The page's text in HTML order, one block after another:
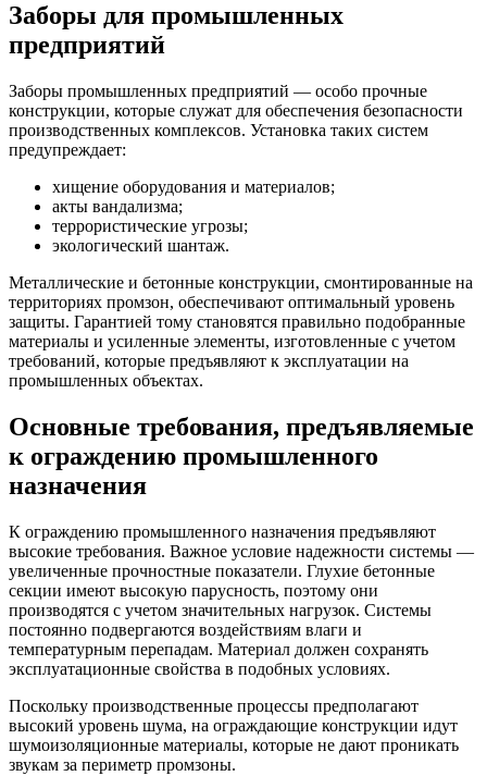
Заборы для промышленных
предприятий
Заборы промышленных предприятий — особо прочные
конструкции, которые служат для обеспечения безопасности
производственных комплексов. Установка таких систем
предупреждает:
хищение оборудования и материалов;
акты вандализма;
террористические угрозы;
экологический шантаж.
Металлические и бетонные конструкции, смонтированные на
территориях промзон, обеспечивают оптимальный уровень
защиты. Гарантией тому становятся правильно подобранные
материалы и усиленные элементы, изготовленные с учетом
требований, которые предъявляют к эксплуатации на
промышленных объектах.
Основные требования, предъявляемые
к ограждению промышленного
назначения
К ограждению промышленного назначения предъявляют
высокие требования. Важное условие надежности системы —
увеличенные прочностные показатели. Глухие бетонные
секции имеют высокую парусность, поэтому они
производятся с учетом значительных нагрузок. Системы
постоянно подвергаются воздействиям влаги и
температурным перепадам. Материал должен сохранять
эксплуатационные свойства в подобных условиях.
Поскольку производственные процессы предполагают
высокий уровень шума, на ограждающие конструкции идут
шумоизоляционные материалы, которые не дают проникать
звукам за периметр промзоны.